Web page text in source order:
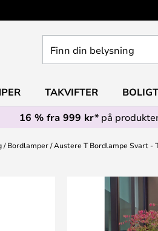
din
TAKVIFTER
16 % fra 999 kr*på
Bordlamper Austere T Bordlampe Svart -